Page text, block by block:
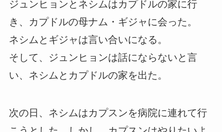
ジュンヒョンとネシムはカプドルの家に行
き、カプドルの母ナム・ギジャに会った。
ネシムとギジャは言い合いになる。
そして、ジュンヒョンは話にならないと言
い、ネシムとカプドルの家を出た。
次の日、ネシムはカプスンを病院に連れて行